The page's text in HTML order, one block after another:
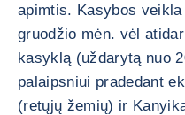
apimtis. Kasybos
gruodžio mėn. vėl
kasyklą (uždarytą nuo
palaipsniui pradedant
(retųjų žemių) ir